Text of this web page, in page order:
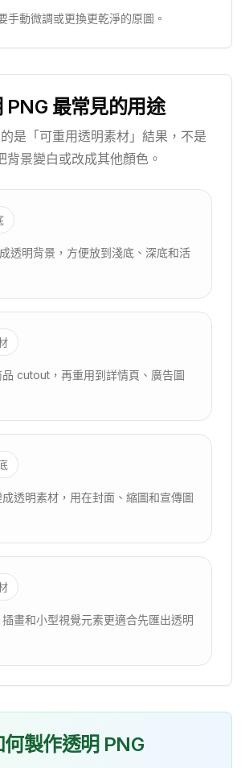
手動微調或更換更乾淨的原圖。
PNG 最常見的用途
是「可重用透明素材」結果，不是
背景變白或改成其他顏色。
透明背景，方便放到淺底、深底和活
cutout，再重用到詳情頁、廣告圖
透明素材，用在封面、縮圖和宣傳圖
畫和小型視覺元素更適合先匯出透明
何製作透明 PNG